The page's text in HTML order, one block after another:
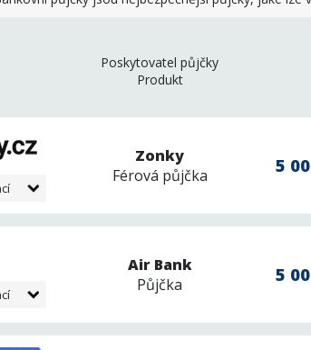
Poskytovatel půjčky
Produkt
Zonky
Férová půjčka
5
Air Bank
Půjčka
5